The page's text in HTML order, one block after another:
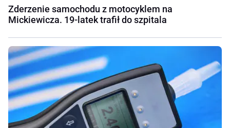
Zderzenie samochodu z motocyklem na
Mickiewicza. 19-latek trafił do szpitala